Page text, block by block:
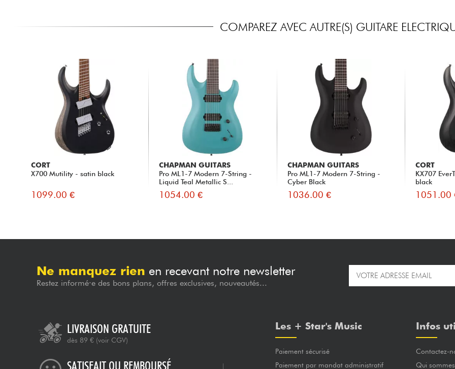
COMPAREZ AVEC AUTRE(S) GUITARE
CORT
X700 Mutility - satin black
1099.00 €
CHAPMAN GUITARS
Pro ML1-7 Modern 7-String -
Liquid Teal Metallic S...
1054.00 €
CHAPMAN GUITARS
Pro ML1-7 Modern 7-String -
Cyber Black
1036.00 €
CORT
KX707
black
1051.00
Ne manquez rien en recevant notre newsletter
Restez informé·e des bons plans, offres exclusives, nouveautés...
LIVRAISON GRATUITE
dès 89 € (voir CGV)
SATISFAIT OU REMBOURSÉ
Les + Star's Music
Paiement sécurisé
Paiement par mandat administratif
Infos
Contactez-
Qui